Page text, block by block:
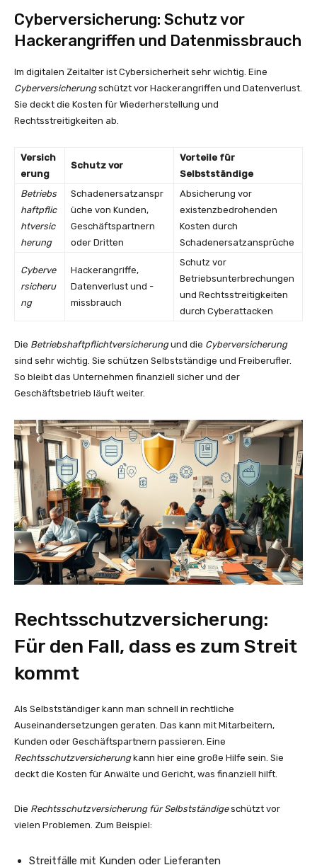
Cyberversicherung: Schutz vor
Hackerangriffen und Datenmissbrauch
Im digitalen Zeitalter ist Cybersicherheit sehr wichtig. Eine
Cyberversicherungschützt vor Hackerangriffen und Datenverlust.
Sie deckt die Kosten für Wiederherstellung und
Rechtsstreitigkeiten ab.
Versich
erung
Schutz vor
Vorteile für
Selbstständige
Betriebs
haftpflic
htversic
herung
Schadenersatzanspr
üche von Kunden,
Geschäftspartnern
oder Dritten
Absicherung vor
existenzbedrohenden
Kosten durch
Schadenersatzansprüche
Cyberve
rsicheru
ng
Hackerangriffe,
Datenverlust und -
missbrauch
Schutz vor
Betriebsunterbrechungen
und Rechtsstreitigkeiten
durch Cyberattacken
Die Betriebshaftpflichtversicherungund die Cyberversicherung
sind sehr wichtig. Sie schützen Selbstständige und Freiberufler.
So bleibt das Unternehmen finanziell sicher und der
Geschäftsbetrieb läuft weiter.
Rechtsschutzversicherung:
Für den Fall, dass es zum Streit
kommt
Als Selbstständiger kann man schnell in rechtliche
Auseinandersetzungen geraten. Das kann mit Mitarbeitern,
Kunden oder Geschäftspartnern passieren. Eine
Rechtsschutzversicherungkann hier eine große Hilfe sein. Sie
deckt die Kosten für Anwälte und Gericht, was finanziell hilft.
Die Rechtsschutzversicherung für Selbstständigeschützt vor
vielen Problemen. Zum Beispiel:
Streitfälle mit Kunden oder Lieferanten